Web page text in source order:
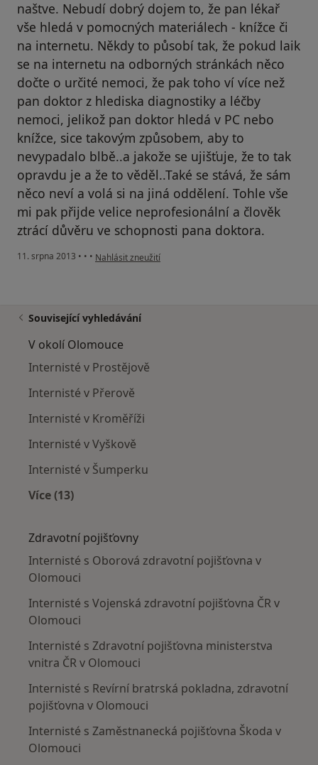
naštve. Nebudí dobrý dojem to, že pan lékař
vše hledá v pomocných materiálech - knížce či
na internetu. Někdy to působí tak, že pokud laik
se na internetu na odborných stránkách něco
dočte o určité nemoci, že pak toho ví více než
pan doktor z hlediska diagnostiky a léčby
nemoci, jelikož pan doktor hledá v PC nebo
knížce, sice takovým způsobem, aby to
nevypadalo blbě..a jakože se ujišťuje, že to tak
opravdu je a že to věděl..Také se stává, že sám
něco neví a volá si na jiná oddělení. Tohle vše
mi pak přijde velice neprofesionální a člověk
ztrácí důvěru ve schopnosti pana doktora.
11. srpna 2013 • • • podle názoru uživatele Váš účet byl odstraněn
Nahlásit zneužití
Související vyhledávání
V okolí Olomouce
Internisté v Prostějově
Internisté v Přerově
Internisté v Kroměříži
Internisté v Vyškově
Internisté v Šumperku
Více (13)
Zdravotní pojišťovny
Internisté s Oborová zdravotní pojišťovna v
Olomouci
Internisté s Vojenská zdravotní pojišťovna ČR v
Olomouci
Internisté s Zdravotní pojišťovna ministerstva
vnitra ČR v Olomouci
Internisté s Revírní bratrská pokladna, zdravotní
pojišťovna v Olomouci
Internisté s Zaměstnanecká pojišťovna Škoda v
Olomouci